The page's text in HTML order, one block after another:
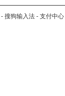
- 搜狗输入法 - 支付中心